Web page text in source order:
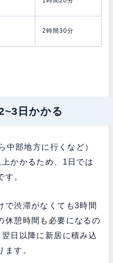
2時間30分
日かかる
中部地方に行くなど）
かかるため、1日では
す。
で渋滞がなくても3時間
休憩時間も必要になるの
日以降に新居に積み込
ます。